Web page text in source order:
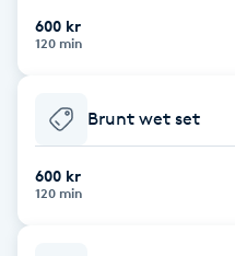
Babylights
Barber
600 kr
120 min
Brunt wet set
600 kr
120 min